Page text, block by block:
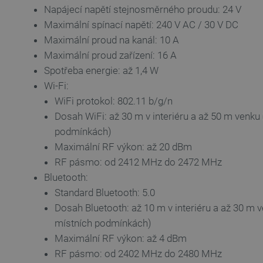
Napájecí napětí stejnosměrného proudu: 24 V
Maximální spínací napětí: 240 V AC / 30 V DC
Maximální proud na kanál: 10 A
Maximální proud zařízení: 16 A
Spotřeba energie: až 1,4 W
Wi-Fi:
WiFi protokol: 802.11 b/g/n
Dosah WiFi: až 30 m v interiéru a až 50 m
podmínkách)
Maximální RF výkon: až 20 dBm
RF pásmo: od 2412 MHz do 2472 MHz
Bluetooth:
Standard Bluetooth: 5.0
Dosah Bluetooth: až 10 m v interiéru a až 30 m
místních podmínkách)
Maximální RF výkon: až 4 dBm
RF pásmo: od 2402 MHz do 2480 MHz
_lb_ccc
_lb
critData
Název
cartSkuToUrl